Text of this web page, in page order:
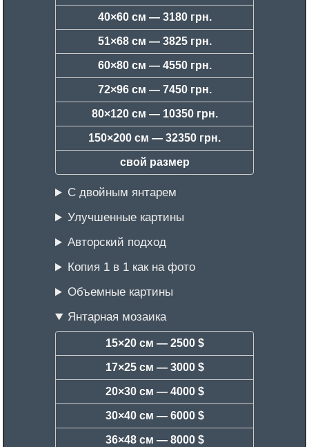
40×60 см — 3180 грн.
51×68 см — 3825 грн.
60×80 см — 4550 грн.
72×96 см — 7450 грн.
80×120 см — 10350 грн.
150×200 см — 32350 грн.
свой размер
С двойным янтарем
Улучшенные картины
Авторский подход
Копия 1 в 1 как на фото
Объемные картины
Янтарная мозаика
15×20 см — 2500 $
17×25 см — 3000 $
20×30 см — 4000 $
30×40 см — 6000 $
36×48 см — 8000 $